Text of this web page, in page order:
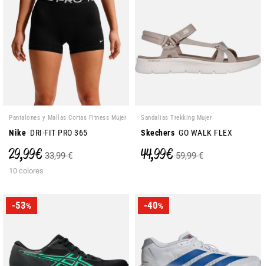
Pantalones y Mallas Cortas Fitness Mujer
Nike DRI-FIT PRO 365
29,99 € 33,99 €
10 colores
Sandalias Trekking Mujer
Skechers GO WALK FLEX
44,99 € 59,99 €
-53% -40%